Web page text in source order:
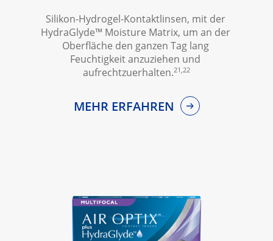
Silikon-Hydrogel-Kontaktlinsen, mit der
HydraGlyde™ Moisture Matrix, um an der
Oberfläche den ganzen Tag lang
Feuchtigkeit anzuziehen und
aufrechtzuerhalten.21,22
MEHR ERFAHREN